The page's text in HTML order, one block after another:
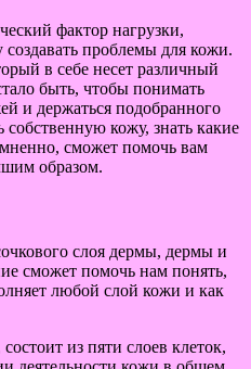
фактор нагрузки,
создавать проблемы для кожи.
в себе несет различный
быть, чтобы понимать
и держаться подобранного
кожу, знать какие
сможет помочь вам
образом.
слоя дермы, дермы и
сможет помочь нам понять,
любой слой кожи и как
из пяти слоев клеток,